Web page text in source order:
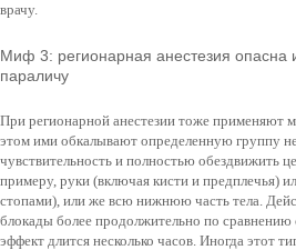
врачу.
Миф 3: регионарная анестезия опасна
параличу
При регионарной анестезии тоже применяют
этом ими обкалывают определенную группу
чувствительность и полностью обездвижить
примеру, руки (включая кисти и предплечья)
стопами), или же всю нижнюю часть тела.
блокады более продолжительно по сравнению
эффект длится несколько часов. Иногда этот